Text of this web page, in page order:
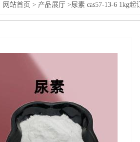
网站首页 > 产品展厅 >尿素 cas57-13-6 1kg起订